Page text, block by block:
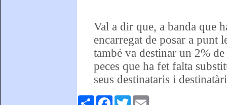
Val a dir que, a banda que
encarregat de posar a punt
també va destinar un 2%
peces que ha fet falta
seus destinataris i
ComparteixFacebookTwitter